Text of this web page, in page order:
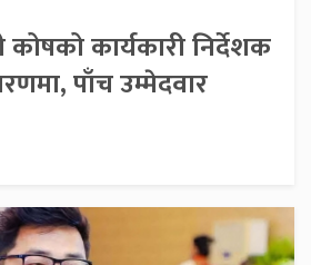
कार्यकारी निर्देशक
पाँच उम्मेदवार